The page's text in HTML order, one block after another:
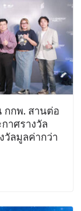
กพ. สานต่อ
าศรางวัล
วัลมูลค่ากว่า